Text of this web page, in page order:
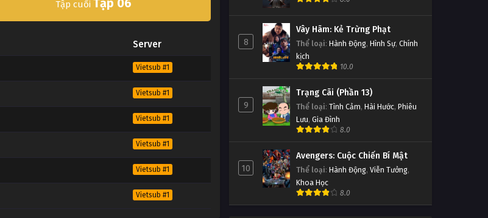
Tập cuối
Server
Vietsub #1
Vietsub #1
Vietsub #1
Vietsub #1
Vietsub #1
Vietsub #1
8
Vây Hãm: Kẻ Trừng Phạt
Thể loại: Hành Động, Hình Sự, Chính
kịch
10.0
9
Trạng Cãi (Phần 13)
Thể loại: Tình Cảm, Hài Hước, Phiêu
Lưu, Gia Đình
8.0
10
Avengers: Cuộc Chiến Bí Mật
Thể loại: Hành Động, Viễn Tưởng,
Khoa Học
8.0